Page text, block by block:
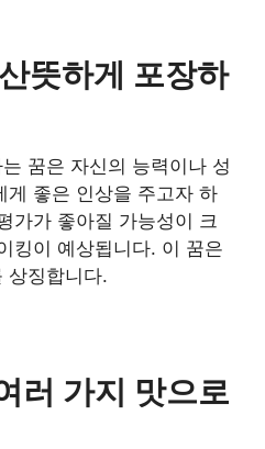
뜻하게 포장하
꿈은 자신의 능력이나 성
게 좋은 인상을 주고자 하
가가 좋아질 가능성이 크
킹이 예상됩니다. 이 꿈은
상징합니다.
러 가지 맛으로